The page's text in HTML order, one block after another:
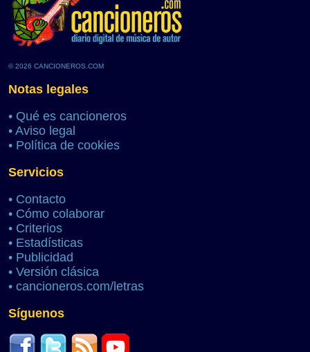
© 2026 CANCIONEROS.COM
Notas legales
• Qué es cancioneros
• Aviso legal
• Política de cookies
Servicios
• Contacto
• Cómo colaborar
• Criterios
• Estadísticas
• Publicidad
• Versión clásica
• cancioneros.com/letras
Síguenos